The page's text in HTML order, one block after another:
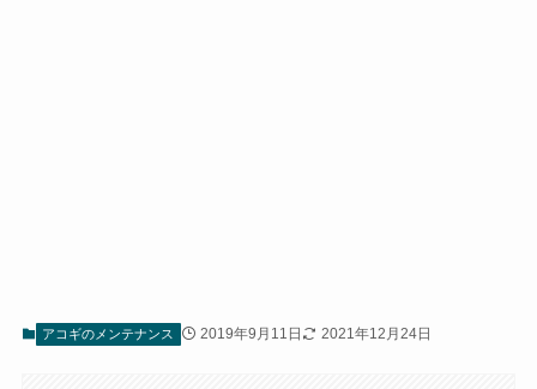
アコギのメンテナンス 2019年9月11日 2021年12月24日